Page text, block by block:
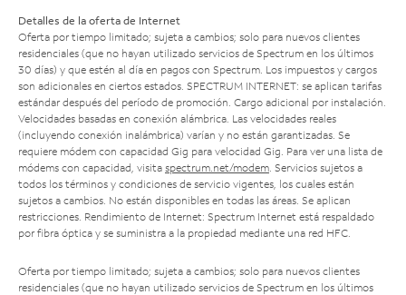
Detalles de la oferta de Internet
Oferta por tiempo limitado; sujeta a cambios; solo para nuevos clientes
residenciales (que no hayan utilizado servicios de Spectrum en los últimos
30 días) y que estén al día en pagos con Spectrum. Los impuestos y cargos
son adicionales en ciertos estados. SPECTRUM INTERNET: se aplican tarifas
estándar después del período de promoción. Cargo adicional por instalación.
Velocidades basadas en conexión alámbrica. Las velocidades reales
(incluyendo conexión inalámbrica) varían y no están garantizadas. Se
requiere módem con capacidad Gig para velocidad Gig. Para ver una lista de
módems con capacidad, visita spectrum.net/modem . Servicios sujetos a
todos los términos y condiciones de servicio vigentes, los cuales están
sujetos a cambios. No están disponibles en todas las áreas. Se aplican
restricciones. Rendimiento de Internet: Spectrum Internet está respaldado
por fibra óptica y se suministra a la propiedad mediante una red HFC.
Oferta por tiempo limitado; sujeta a cambios; solo para nuevos clientes
residenciales (que no hayan utilizado servicios de Spectrum en los últimos